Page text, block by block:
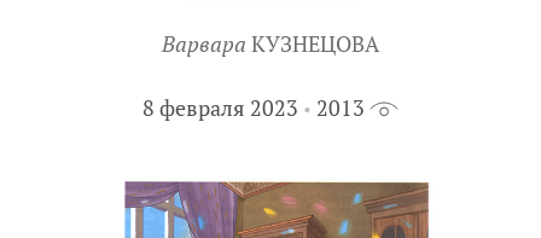
Варвара КУЗНЕЦОВА
8 февраля 2023 2013